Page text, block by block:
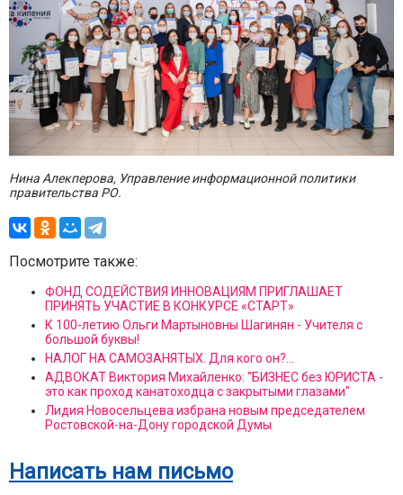
Нина Алекперова, Управление информационной политики
правительства РО.
Посмотрите также:
ФОНД СОДЕЙСТВИЯ ИННОВАЦИЯМ ПРИГЛАШАЕТ
ПРИНЯТЬ УЧАСТИЕ В КОНКУРСЕ «СТАРТ»
К 100-летию Ольги Мартыновны Шагинян - Учителя с
большой буквы!
НАЛОГ НА САМОЗАНЯТЫХ. Для кого он?...
АДВОКАТ Виктория Михайленко: "БИЗНЕС без ЮРИСТА -
это как проход канатоходца с закрытыми глазами"
Лидия Новосельцева избрана новым председателем
Ростовской-на-Дону городской Думы
Написать нам письмо